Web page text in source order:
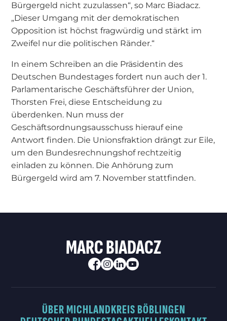
Bürgergeld nicht zuzulassen“, so Marc Biadacz.
„Dieser Umgang mit der demokratischen
Opposition ist höchst fragwürdig und stärkt im
Zweifel nur die politischen Ränder.“
In einem Schreiben an die Präsidentin des
Deutschen Bundestages fordert nun auch der 1.
Parlamentarische Geschäftsführer der Union,
Thorsten Frei, diese Entscheidung zu
überdenken. Nun muss der
Geschäftsordnungsausschuss hierauf eine
Antwort finden. Die Unionsfraktion drängt zur Eile,
um den Bundesrechnungshof rechtzeitig
einladen zu können. Die Anhörung zum
Bürgergeld wird am 7. November stattfinden.
MARC BIADACZ
ÜBER MICHLANDKREIS BÖBLINGEN